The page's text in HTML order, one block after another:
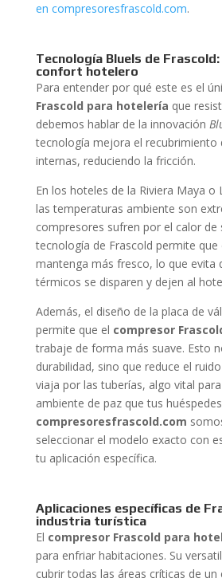
en compresoresfrascold.com.
Tecnología BlueIs de
confort hotelero
Para entender por qué este es el
Frascold para hotelería que
debemos hablar de la innovación
tecnología mejora el recubrimiento
internas, reduciendo la fricción.
En los hoteles de la Riviera Maya o
las temperaturas ambiente son
compresores sufren por el calor de
tecnología de Frascold permite
mantenga más fresco, lo que evita
térmicos se disparen y dejen al
Además, el diseño de la placa de
permite que el compresor
trabaje de forma más suave. Esto
durabilidad, sino que reduce el
viaja por las tuberías, algo vital
ambiente de paz que tus
compresoresfrascold.com
seleccionar el modelo exacto con
tu aplicación específica.
Aplicaciones específicas de
industria turística
El compresor Frascold para
para enfriar habitaciones. Su
cubrir todas las áreas críticas de